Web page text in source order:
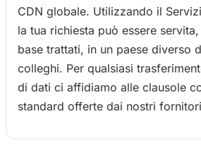
CDN globale. Utilizzando il
la tua richiesta può essere
base trattati, in un paese diverso
colleghi. Per qualsiasi
di dati ci affidiamo alle clausole
standard offerte dai nostri